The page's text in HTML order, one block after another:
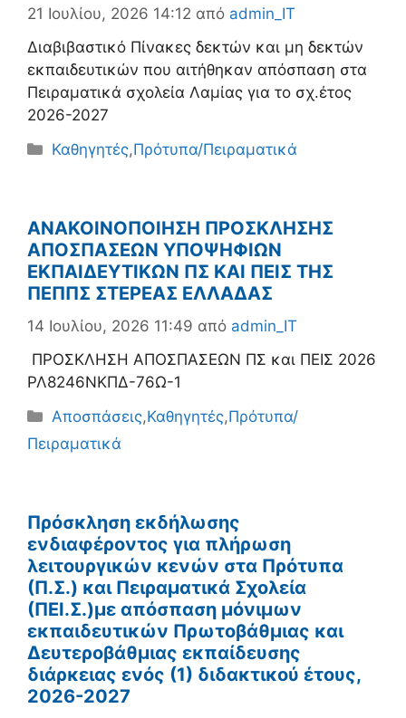
21 Ιουλίου, 2026 14:12 από admin_IT
Διαβιβαστικό Πίνακες δεκτών και μη δεκτών
εκπαιδευτικών που αιτήθηκαν απόσπαση στα
Πειραματικά σχολεία Λαμίας για το σχ.έτος
2026-2027
Κατηγορίες
Καθηγητές,Πρότυπα/Πειραματικά
ΑΝΑΚΟΙΝΟΠΟΙΗΣΗ ΠΡΟΣΚΛΗΣΗΣ
ΑΠΟΣΠΑΣΕΩΝ ΥΠΟΨΗΦΙΩΝ
ΕΚΠΑΙΔΕΥΤΙΚΩΝ ΠΣ ΚΑΙ ΠΕΙΣ ΤΗΣ
ΠΕΠΠΣ ΣΤΕΡΕΑΣ ΕΛΛΑΔΑΣ
14 Ιουλίου, 2026 11:49 από admin_IT
ΠΡΟΣΚΛΗΣΗ ΑΠΟΣΠΑΣΕΩΝ ΠΣ και ΠΕΙΣ 2026
ΡΛ8246ΝΚΠΔ-76Ω-1
Κατηγορίες
Αποσπάσεις,Καθηγητές,Πρότυπα/
Πειραματικά
Πρόσκληση εκδήλωσης
ενδιαφέροντος για πλήρωση
λειτουργικών κενών στα Πρότυπα
(Π.Σ.) και Πειραματικά Σχολεία
(ΠΕΙ.Σ.)με απόσπαση μόνιμων
εκπαιδευτικών Πρωτοβάθμιας και
Δευτεροβάθμιας εκπαίδευσης
διάρκειας ενός (1) διδακτικού έτους,
2026-2027